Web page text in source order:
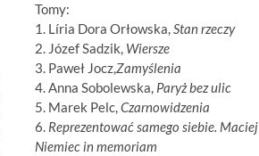
Tomy:
1. Líria Dora Orłowska,Stan rzeczy
2. Józef Sadzik, Wiersze
3. Paweł Jocz,Zamyślenia
4. Anna Sobolewska, Paryż bez ulic
5. Marek Pelc,Czarnowidzenia
6. Reprezentować samego siebie. Maciej
Niemiec in memoriam